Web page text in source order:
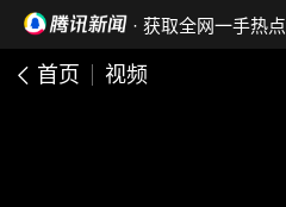
· 获取全网一手热点
首页 视频